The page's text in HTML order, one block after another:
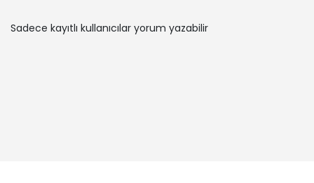
Sadece kayıtlı kullanıcılar yorum yazabilir